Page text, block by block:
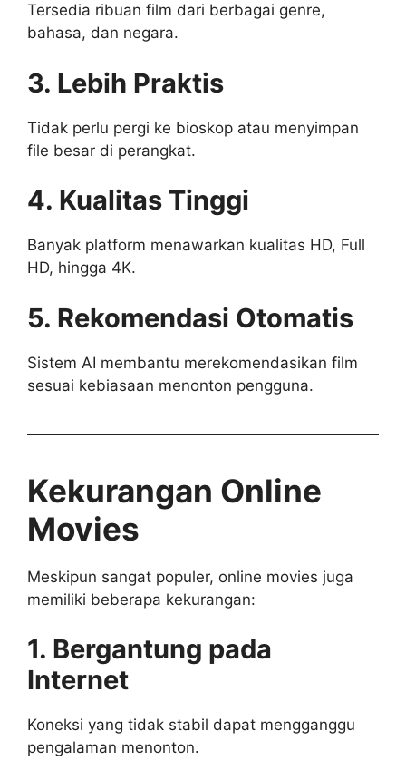
Tersedia ribuan film dari berbagai genre,
bahasa, dan negara.
3. Lebih Praktis
Tidak perlu pergi ke bioskop atau menyimpan
file besar di perangkat.
4. Kualitas Tinggi
Banyak platform menawarkan kualitas HD, Full
HD, hingga 4K.
5. Rekomendasi Otomatis
Sistem AI membantu merekomendasikan film
sesuai kebiasaan menonton pengguna.
Kekurangan Online
Movies
Meskipun sangat populer, online movies juga
memiliki beberapa kekurangan:
1. Bergantung pada
Internet
Koneksi yang tidak stabil dapat mengganggu
pengalaman menonton.